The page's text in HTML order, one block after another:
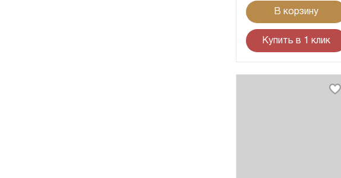
В корзину
Купить в 1 клик